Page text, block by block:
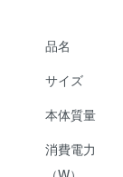
品名
サイズ
本体質量
消費電力